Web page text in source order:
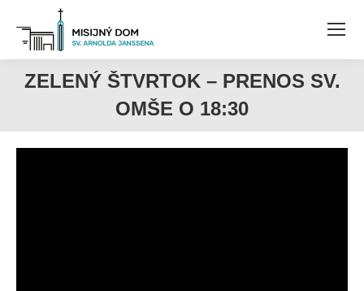
ZELENÝ ŠTVRTOK – PRENOS SV.
OMŠE O 18:30